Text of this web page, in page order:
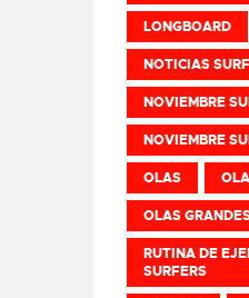
LONGBOARD
NOTICIAS SURF
NOVIEMBRE
NOVIEMBRE
OLAS
OLAS
RUTINA DE
SURFERS